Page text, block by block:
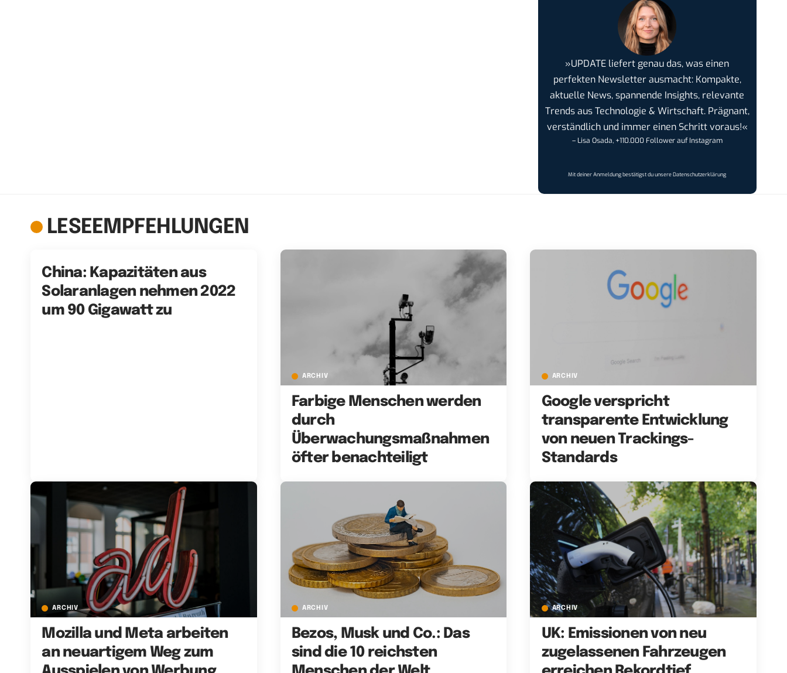
»UPDATE liefert genau das, was einen
perfekten Newsletter ausmacht: Kompakte,
aktuelle News, spannende Insights, relevante
Trends aus Technologie & Wirtschaft. Prägnant,
verständlich und immer einen Schritt voraus!«
– Lisa Osada, +110.000 Follower auf Instagram
Mit deiner Anmeldung bestätigst du unsereDatenschutzerklärung
LESEEMPFEHLUNGEN
China: Kapazitäten aus
Solaranlagen nehmen 2022
um 90 Gigawatt zu
ARCHIV
Farbige Menschen werden
durch
Überwachungsmaßnahmen
öfter benachteiligt
ARCHIV
Google verspricht
transparente Entwicklung
von neuen Trackings-
Standards
ARCHIV
Mozilla und Meta arbeiten
an neuartigem Weg zum
ARCHIV
Bezos, Musk und Co.: Das
sind die 10 reichsten
ARCHIV
UK: Emissionen von neu
zugelassenen Fahrzeugen